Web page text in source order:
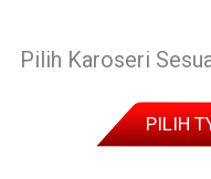
Pilih Karoseri
PILIH